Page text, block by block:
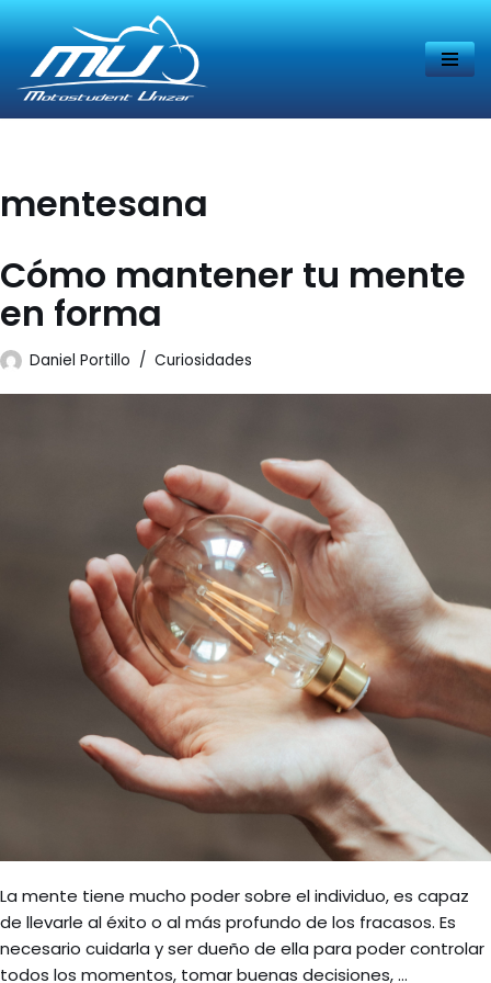
Saltar
al
mentesana
Cómo mantener tu mente
en forma
Daniel Portillo Curiosidades
La mente tiene mucho poder sobre el individuo, es capaz
de llevarle al éxito o al más profundo de los fracasos. Es
necesario cuidarla y ser dueño de ella para poder controlar
todos los momentos, tomar buenas decisiones, …